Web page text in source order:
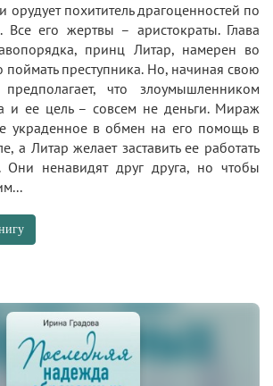
орудует похититель драгоценностей по
его жертвы – аристократы. Глава
принц Литар, намерен во
поймать преступника. Но, начиная свою
что злоумышленником
и ее цель – совсем не деньги. Мираж
украденное в обмен на его помощь в
а Литар желает заставить ее работать
Они ненавидят друг друга, но чтобы